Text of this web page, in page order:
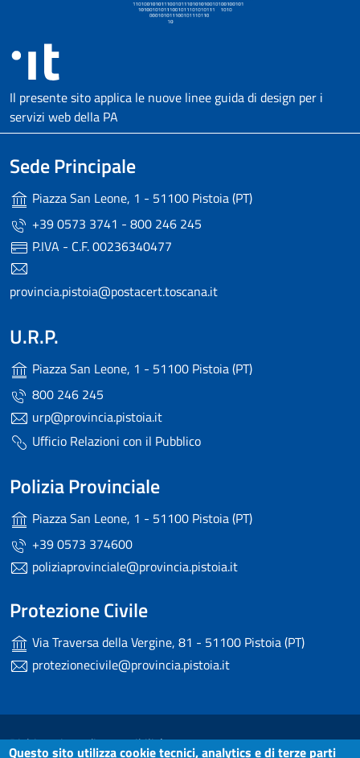
Il presente sito applica le nuove linee guida di design per i
servizi web della PA
Sede Principale
Piazza San Leone, 1 - 51100 Pistoia (PT)
+39 0573 3741 - 800 246 245
P.IVA - C.F. 00236340477
provincia.pistoia@postacert.toscana.it
U.R.P.
Piazza San Leone, 1 - 51100 Pistoia (PT)
800 246 245
urp@provincia.pistoia.it
Ufficio Relazioni con il Pubblico
Polizia Provinciale
Piazza San Leone, 1 - 51100 Pistoia (PT)
+39 0573 374600
poliziaprovinciale@provincia.pistoia.it
Protezione Civile
Via Traversa della Vergine, 81 - 51100 Pistoia (PT)
protezionecivile@provincia.pistoia.it
Small prints
Useful links section
Dichiarazione di accessibilità
Questo sito utilizza cookie tecnici, analytics e di terze parti